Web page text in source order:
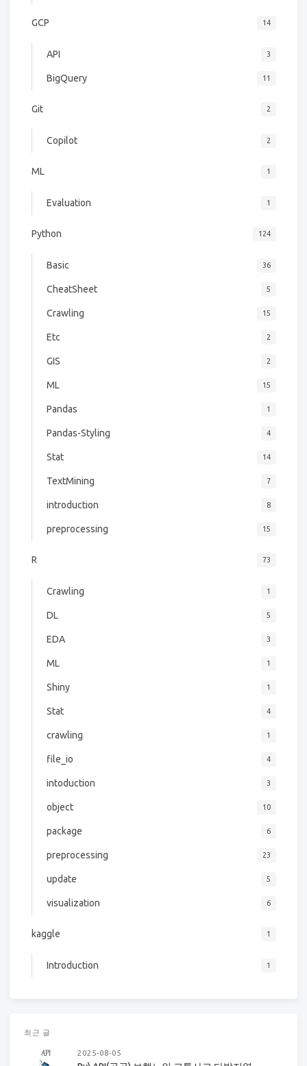
GCP 14
API 3
BigQuery 11
Git 2
Copilot 2
ML 1
Evaluation 1
Python 124
Basic 36
CheatSheet 5
Crawling 15
Etc 2
GIS 2
ML 15
Pandas 1
Pandas-Styling 4
Stat 14
TextMining 7
introduction 8
preprocessing 15
R 73
Crawling 1
DL 5
EDA 3
ML 1
Shiny 1
Stat 4
crawling 1
file_io 4
intoduction 3
object 10
package 6
preprocessing 23
update 5
visualization 6
kaggle 1
Introduction 1
최근 글
2025-08-05